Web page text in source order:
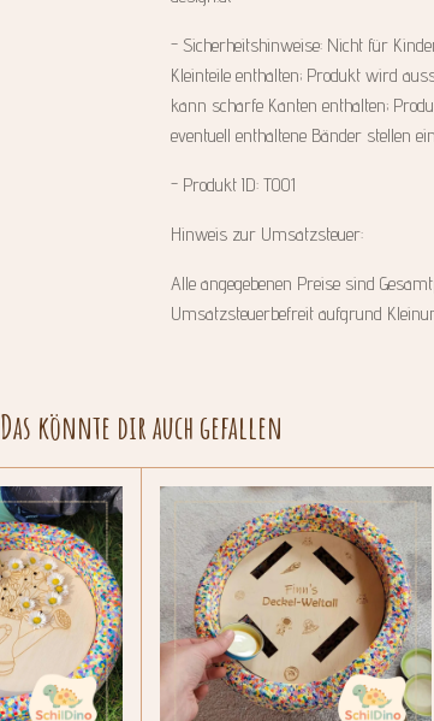
- Sicherheitshinweise: Nicht für
Kleinteile enthalten; Produkt wird
kann scharfe Kanten enthalten;
eventuell enthaltene Bänder stellen
- Produkt ID: T001
Hinweis zur Umsatzsteuer:
Alle angegebenen Preise sind
Umsatzsteuerbefreit aufgrund
Das könnte dir auch gefallen